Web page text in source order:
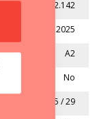
2.142
2025
A2
No
21.5 / 29